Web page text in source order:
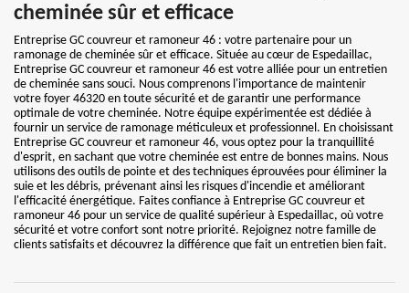
cheminée sûr et efficace
Entreprise GC couvreur et ramoneur 46 : votre partenaire pour un
ramonage de cheminée sûr et efficace. Située au cœur de Espedaillac,
Entreprise GC couvreur et ramoneur 46 est votre alliée pour un entretien
de cheminée sans souci. Nous comprenons l'importance de maintenir
votre foyer 46320 en toute sécurité et de garantir une performance
optimale de votre cheminée. Notre équipe expérimentée est dédiée à
fournir un service de ramonage méticuleux et professionnel. En choisissant
Entreprise GC couvreur et ramoneur 46, vous optez pour la tranquillité
d'esprit, en sachant que votre cheminée est entre de bonnes mains. Nous
utilisons des outils de pointe et des techniques éprouvées pour éliminer la
suie et les débris, prévenant ainsi les risques d'incendie et améliorant
l'efficacité énergétique. Faites confiance à Entreprise GC couvreur et
ramoneur 46 pour un service de qualité supérieur à Espedaillac, où votre
sécurité et votre confort sont notre priorité. Rejoignez notre famille de
clients satisfaits et découvrez la différence que fait un entretien bien fait.